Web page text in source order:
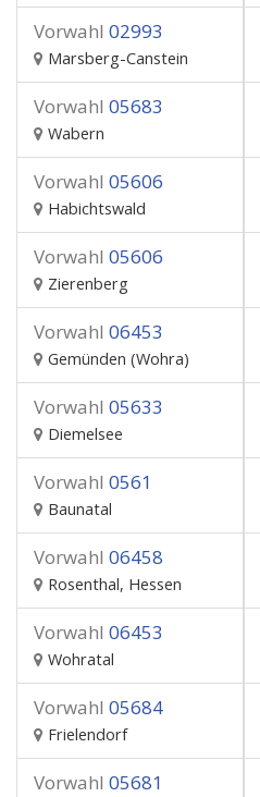
Vorwahl 02993
Marsberg-Canstein
Vorwahl 05683
Wabern
Vorwahl 05606
Habichtswald
Vorwahl 05606
Zierenberg
Vorwahl 06453
Gemünden (Wohra)
Vorwahl 05633
Diemelsee
Vorwahl 0561
Baunatal
Vorwahl 06458
Rosenthal, Hessen
Vorwahl 06453
Wohratal
Vorwahl 05684
Frielendorf
Vorwahl 05681